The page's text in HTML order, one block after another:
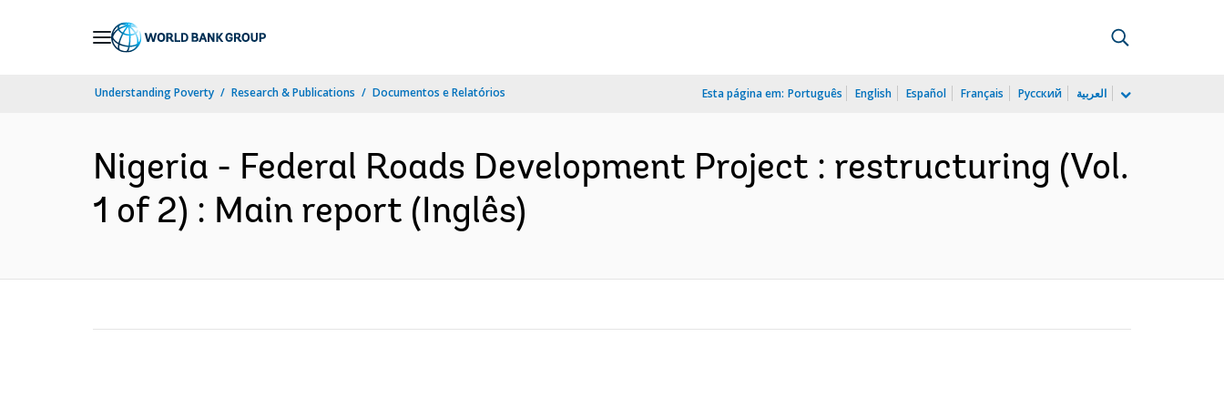
Understanding Poverty Research & Publications Documentos e Relatórios Esta página em: Português English Español Français Русский العربية
Nigeria - Federal Roads Development Project : restructuring (Vol.
1 of 2) : Main report (Inglês)